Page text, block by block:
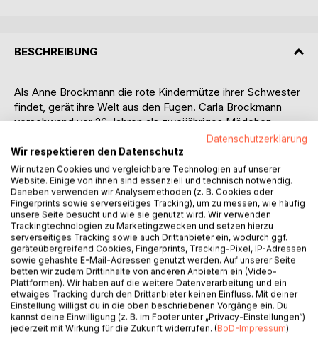
BESCHREIBUNG
Als Anne Brockmann die rote Kindermütze ihrer Schwester
findet, gerät ihre Welt aus den Fugen. Carla Brockmann
verschwand vor 26 Jahren als zweijähriges Mädchen
spurlos in einem Wald. Ganz Deutschland suchte damals
den "Rotkäppchenmörder", denn Carla trug bei ihrem
Verschwinden diese rote Mütze, einen roten Mantel und
rote Schuhe. Und schon folgt die nächste Erschütterung:
Annes Eltern sind aus heiterem Himmel verschwunden.
Schnell ist klar, dass beide Ereignisse zusammenhängen,
denn noch bevor Anne die Polizei informieren kann, wird ihr
in einem anonymen Brief mitgeteilt: Findet sie nicht allein
binnen 10 Tagen heraus, was damals wirklich mit Carla
passiert ist, werden ihre Eltern die Gefangenschaft nicht
überleben. Überfordert mit dieser Aufgabe, wendet sie
sich an den damals ermittelnden Kommissar, der
inzwischen als Schulhausmeister arbeitet. Gemeinsam
rollen sie diesen Fall, an dem der Mann beinahe zerbrach,
Datenschutzerklärung
Wir respektieren den Datenschutz
Wir nutzen Cookies und vergleichbare Technologien auf unserer
Website. Einige von ihnen sind essenziell und technisch notwendig.
Daneben verwenden wir Analysemethoden (z. B. Cookies oder
Fingerprints sowie serverseitiges Tracking), um zu messen, wie häufig
unsere Seite besucht und wie sie genutzt wird. Wir verwenden
Trackingtechnologien zu Marketingzwecken und setzen hierzu
serverseitiges Tracking sowie auch Drittanbieter ein, wodurch ggf.
geräteübergreifend Cookies, Fingerprints, Tracking-Pixel, IP-Adressen
sowie gehashte E-Mail-Adressen genutzt werden. Auf unserer Seite
betten wir zudem Drittinhalte von anderen Anbietern ein (Video-
Plattformen). Wir haben auf die weitere Datenverarbeitung und ein
etwaiges Tracking durch den Drittanbieter keinen Einfluss. Mit deiner
Einstellung willigst du in die oben beschriebenen Vorgänge ein. Du
kannst deine Einwilligung (z. B. im Footer unter „Privacy-Einstellungen“)
jederzeit mit Wirkung für die Zukunft widerrufen. (BoD-Impressum)